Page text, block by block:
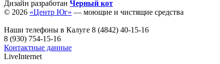
Дизайн разработан Черный кот
© 2026 «Центр Юг» — моющие и чистящие средства
Наши телефоны в Калуге 8 (4842) 40-15-16
8 (930) 754-15-16
Контактные данные
LiveInternet